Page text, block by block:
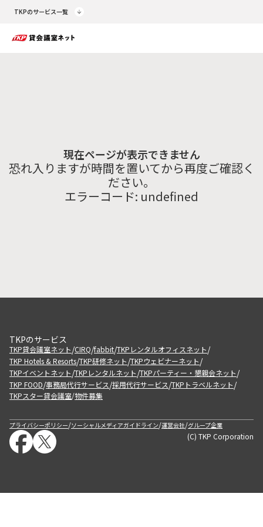
TKPのサービス一覧
現在ページが表示できません
恐れ入りますが時間を置いてから再度ご確認く
ださい。
エラーコード: undefined
TKPのサービス
TKP貸会議室ネット/CIRQ/fabbit/TKPレンタルオフィスネット/
TKP Hotels & Resorts/TKP研修ネット/TKPウェビナーネット/
TKPイベントネット/TKPレンタルネット/TKPパーティー・懇親会ネット/
TKP FOOD/事務局代行サービス/採用代行サービス/TKPトラベルネット/
TKPスター貸会議室/物件募集
プライバシーポリシー/ソーシャルメディアガイドライン/運営会社/グループ企業
(C) TKP Corporation